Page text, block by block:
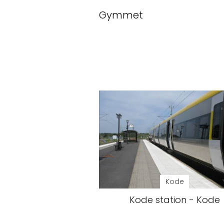
Gymmet
Kode
Kode station - Kode